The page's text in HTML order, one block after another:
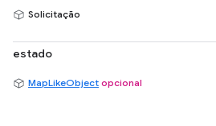
Solicitação
estado
MapLikeObject opcional